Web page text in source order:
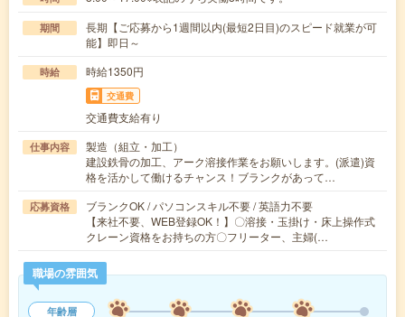
期間
長期【ご応募から1週間以内(最短2日目)のスピード就業が可
能】即日～
時給 時給1350円
交通費
交通費支給有り
仕事内容
製造（組立・加工）
建設鉄骨の加工、アーク溶接作業をお願いします。(派遣)資
格を活かして働けるチャンス！ブランクがあって…
応募資格
ブランクOK / パソコンスキル不要 / 英語力不要
【来社不要、WEB登録OK！】〇溶接・玉掛け・床上操作式
クレーン資格をお持ちの方〇フリーター、主婦(…
職場の雰囲気
年齢層